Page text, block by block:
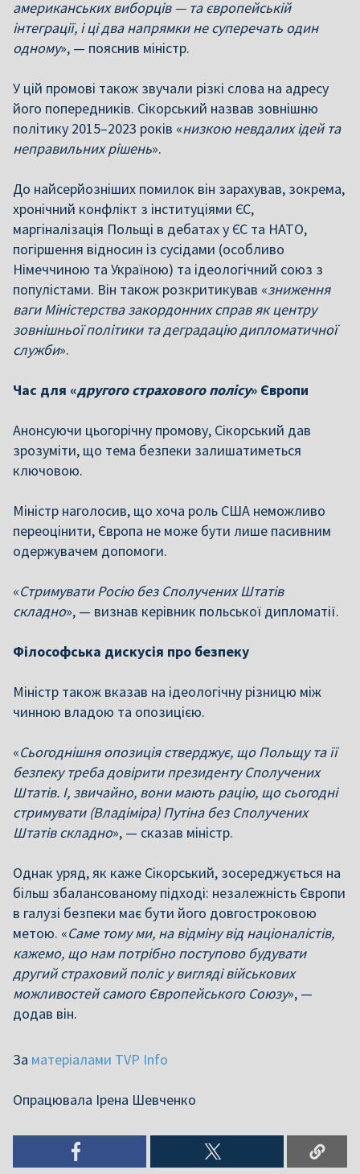
американських виборців — та європейській
інтеграції, і ці два напрямки не суперечать один
одному», — пояснив міністр.
У цій промові також звучали різкі слова на адресу
його попередників. Сікорський назвав зовнішню
політику 2015–2023 років «низкою невдалих ідей та
неправильних рішень».
До найсерйозніших помилок він зарахував, зокрема,
хронічний конфлікт з інституціями ЄС,
маргіналізація Польщі в дебатах у ЄС та НАТО,
погіршення відносин із сусідами (особливо
Німеччиною та Україною) та ідеологічний союз з
популістами. Він також розкритикував «зниження
ваги Міністерства закордонних справ як центру
зовнішньої політики та деградацію дипломатичної
служби».
Час для «другого страхового полісу» Європи
Анонсуючи цьогорічну промову, Сікорський дав
зрозуміти, що тема безпеки залишатиметься
ключовою.
Міністр наголосив, що хоча роль США неможливо
переоцінити, Європа не може бути лише пасивним
одержувачем допомоги.
«Стримувати Росію без Сполучених Штатів
складно», — визнав керівник польської дипломатії.
Філософська дискусія про безпеку
Міністр також вказав на ідеологічну різницю між
чинною владою та опозицією.
«Сьогоднішня опозиція стверджує, що Польщу та її
безпеку треба довірити президенту Сполучених
Штатів. І, звичайно, вони мають рацію, що сьогодні
стримувати (Владіміра) Путіна без Сполучених
Штатів складно», — сказав міністр.
Однак уряд, як каже Сікорський, зосереджується на
більш збалансованому підході: незалежність Європи
в галузі безпеки має бути його довгостроковою
метою. «Саме тому ми, на відміну від націоналістів,
кажемо, що нам потрібно поступово будувати
другий страховий поліс у вигляді військових
можливостей самого Європейського Союзу», —
додав він.
За матеріалами TVP Info
Опрацювала Ірена Шевченко